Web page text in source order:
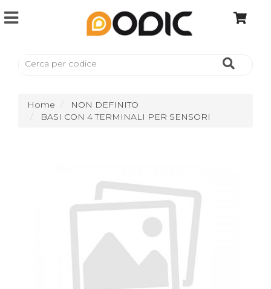
Home
NON DEFINITO
BASI CON 4 TERMINALI PER SENSORI